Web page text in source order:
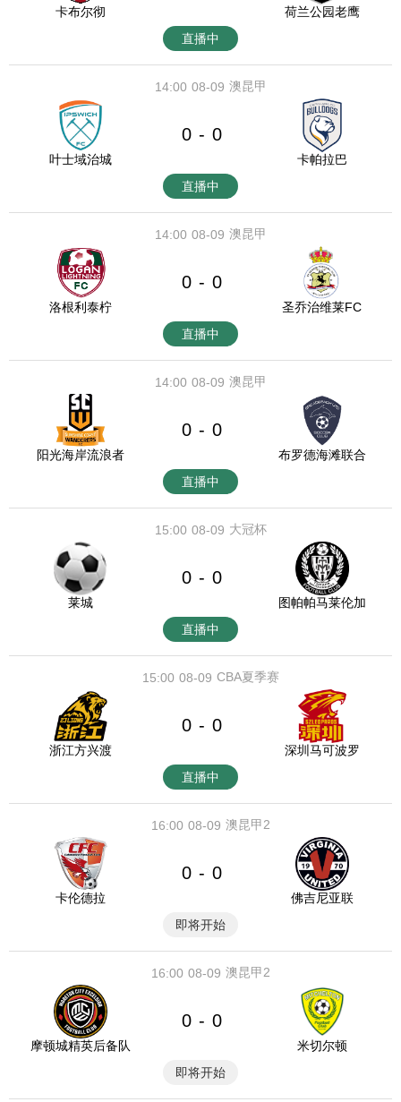
卡布尔彻
荷兰公园老鹰
直播中
08-09
14:00 澳昆甲
叶士域治城
0 - 0
卡帕拉巴
直播中
08-09
14:00 澳昆甲
洛根利泰柠
0 - 0
圣乔治维莱FC
直播中
08-09
14:00 澳昆甲
阳光海岸流浪者
0 - 0
布罗德海滩联合
直播中
08-09
15:00 大冠杯
莱城
0 - 0
图帕帕马莱伦加
直播中
08-09
15:00 CBA夏季赛
浙江方兴渡
0 - 0
深圳马可波罗
直播中
08-09
16:00 澳昆甲2
卡伦德拉
0 - 0
佛吉尼亚联
即将开始
08-09
16:00 澳昆甲2
摩顿城精英后备队
0 - 0
米切尔顿
即将开始